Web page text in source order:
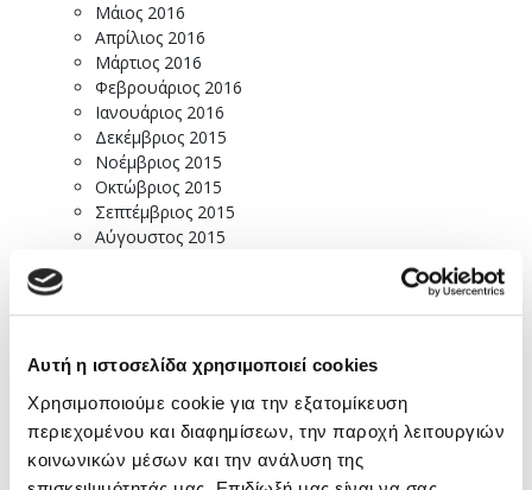
Αυτή η ιστοσελίδα χρησιμοποιεί cookies
Χρησιμοποιούμε cookie για την εξατομίκευση
περιεχομένου και διαφημίσεων, την παροχή λειτουργιών
κοινωνικών μέσων και την ανάλυση της
Μάιος 2016
Απρίλιος 2016
Μάρτιος 2016
Φεβρουάριος 2016
Ιανουάριος 2016
Δεκέμβριος 2015
Νοέμβριος 2015
Οκτώβριος 2015
Σεπτέμβριος 2015
Αύγουστος 2015
Μάιος 2015
Μάρτιος 2015
Ιανουάριος 2015
Δεκέμβριος 2014
Νοέμβριος 2014